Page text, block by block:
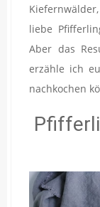
liebe
Aber das
erzähle ich
nachkochen